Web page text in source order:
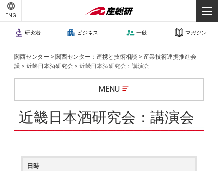
ENG
研究者 ビジネス 一般 マガジン
関西センター > 関西センター：連携と技術相談 > 産業技術連携推進会
議 >近畿日本酒研究会 >近畿日本酒研究会：講演会
MENU
近畿日本酒研究会：講演会
日時